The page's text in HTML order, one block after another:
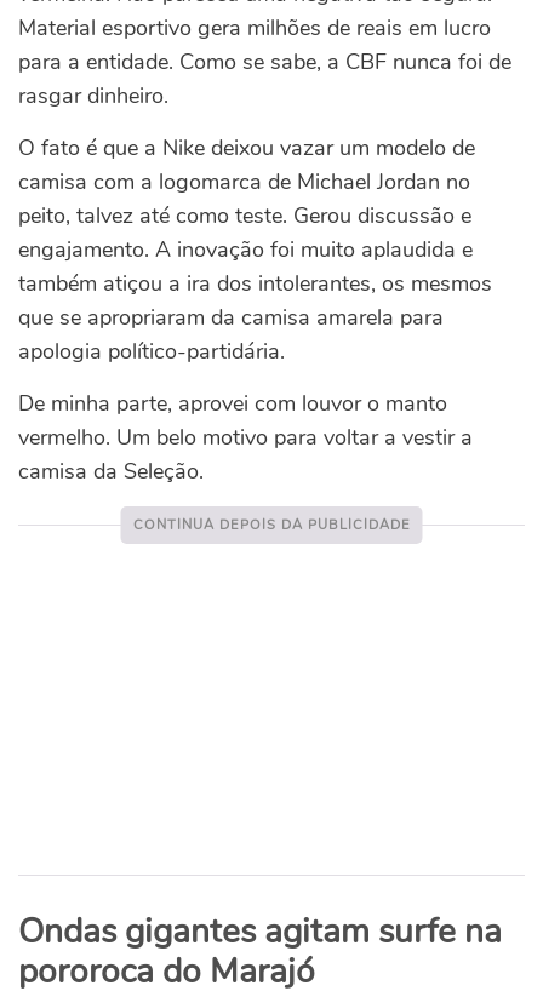
Material esportivo gera milhões de reais em lucro
para a entidade. Como se sabe, a CBF nunca foi de
rasgar dinheiro.
O fato é que a Nike deixou vazar um modelo de
camisa com a logomarca de Michael Jordan no
peito, talvez até como teste. Gerou discussão e
engajamento. A inovação foi muito aplaudida e
também atiçou a ira dos intolerantes, os mesmos
que se apropriaram da camisa amarela para
apologia político-partidária.
De minha parte, aprovei com louvor o manto
vermelho. Um belo motivo para voltar a vestir a
camisa da Seleção.
Ondas gigantes agitam surfe na
pororoca do Marajó